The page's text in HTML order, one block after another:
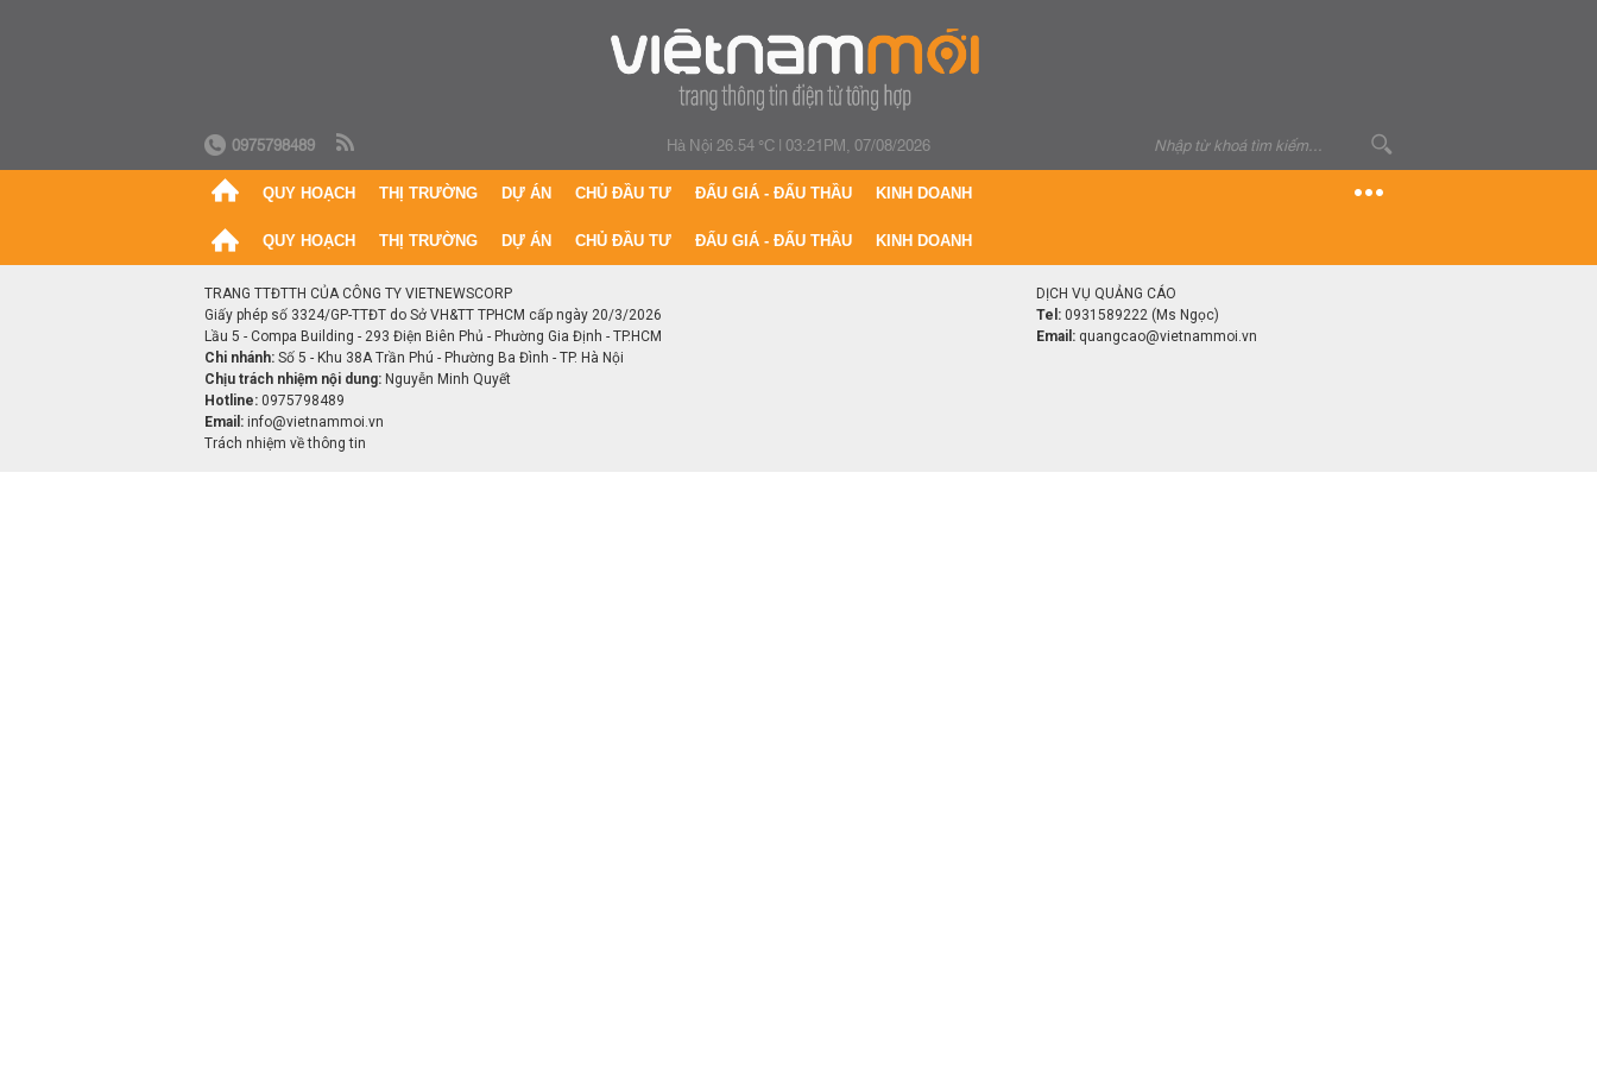
0975798489 Hà Nội 26.54 °C|03:21PM, 07/08/2026
QUY HOẠCH THỊ TRƯỜNG DỰ ÁN CHỦ ĐẦU TƯ ĐẤU GIÁ - ĐẤU THẦU KINH DOANH
QUY HOẠCH THỊ TRƯỜNG DỰ ÁN CHỦ ĐẦU TƯ ĐẤU GIÁ - ĐẤU THẦU KINH DOANH
TRANG TTĐTTH CỦA CÔNG TY VIETNEWSCORP
Giấy phép số 3324/GP-TTĐT do Sở VH&TT TPHCM cấp ngày 20/3/2026
Lầu 5 - Compa Building - 293 Điện Biên Phủ - Phường Gia Định - TP.HCM
Chi nhánh: Số 5 - Khu 38A Trần Phú - Phường Ba Đình - TP. Hà Nội
Chịu trách nhiệm nội dung: Nguyễn Minh Quyết
Hotline: 0975798489
Email: info@vietnammoi.vn
Trách nhiệm về thông tin
DỊCH VỤ QUẢNG CÁO
Tel: 0931589222 (Ms Ngọc)
Email: quangcao@vietnammoi.vn